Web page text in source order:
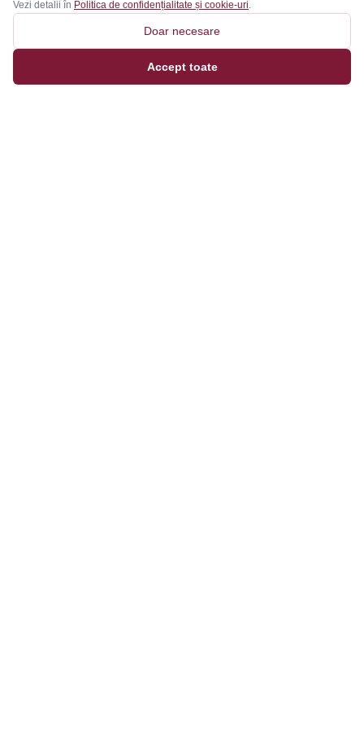
Vezi detalii în Politica de confidențialitate și cookie-uri.
Doar necesare
Accept toate